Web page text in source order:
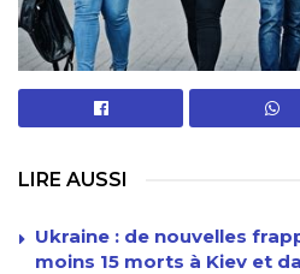
LIRE AUSSI
Ukraine : de nouvelles
moins 15 morts à Kiev et